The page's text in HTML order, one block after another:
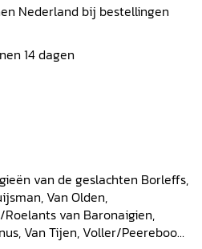
Nederland bij bestellingen
14 dagen
van de geslachten Borleffs,
Van Olden,
van Baronaigien,
Van Tijen, Voller/Peereboom